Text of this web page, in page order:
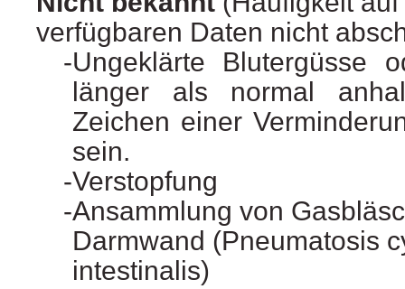
verfügbaren Daten nicht
Ungeklärte Blutergüsse
länger als normal
Zeichen einer
sein.
Verstopfung
Ansammlung von
Darmwand (Pneumatosis
intestinalis)